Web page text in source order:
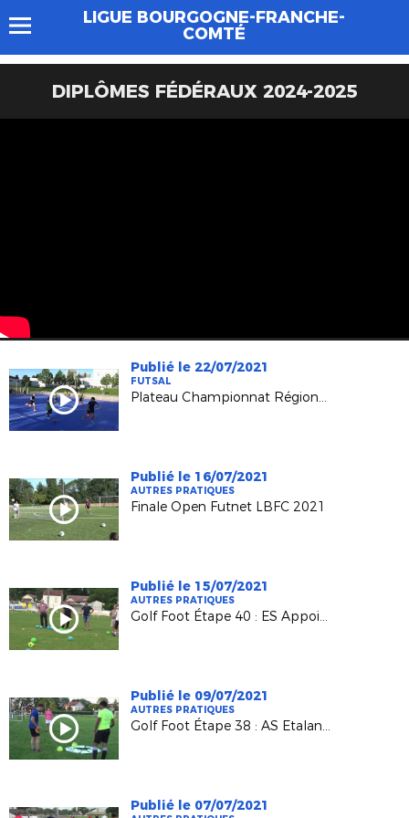
LIGUE BOURGOGNE-FRANCHE-
COMTÉ
DIPLÔMES FÉDÉRAUX 2024-2025
Publié le 22/07/2021
FUTSAL
Plateau Championnat Régional Futsal Féminines - Besançon Juin 2021
Publié le 16/07/2021
AUTRES PRATIQUES
Finale Open Futnet LBFC 2021
Publié le 15/07/2021
AUTRES PRATIQUES
Golf Foot Étape 40 : ES Appoigny
Publié le 09/07/2021
AUTRES PRATIQUES
Golf Foot Étape 38 : AS Etalans Vernierfontaine
Publié le 07/07/2021